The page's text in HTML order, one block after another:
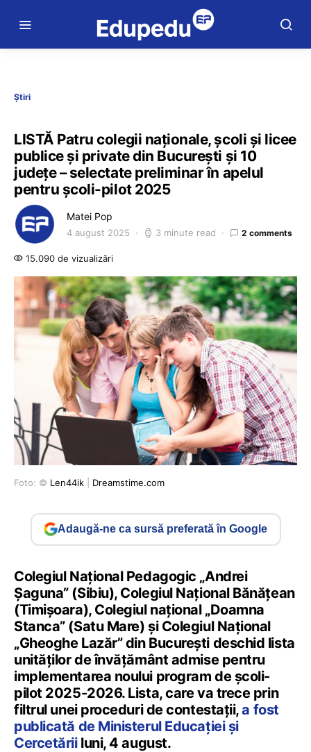
Știri
LISTĂ Patru colegii naționale, școli și licee
publice și private din București și 10
județe – selectate preliminar în apelul
pentru școli-pilot 2025
Matei Pop
4 august 2025 3 minute read 2 comments
15.090 de vizualizări
Foto: © Len44ik Dreamstime.com
Adaugă-ne ca sursă preferată în Google
Colegiul Național Pedagogic „Andrei
Șaguna” (Sibiu), Colegiul Național Bănățean
(Timișoara), Colegiul național „Doamna
Stanca” (Satu Mare) și Colegiul Național
„Gheoghe Lazăr” din București deschid lista
unităților de învățământ admise pentru
implementarea noului program de școli-
pilot 2025-2026. Lista, care va trece prin
filtrul unei proceduri de contestații,a fost
publicată de Ministerul Educației și
Cercetăriiluni, 4 august.